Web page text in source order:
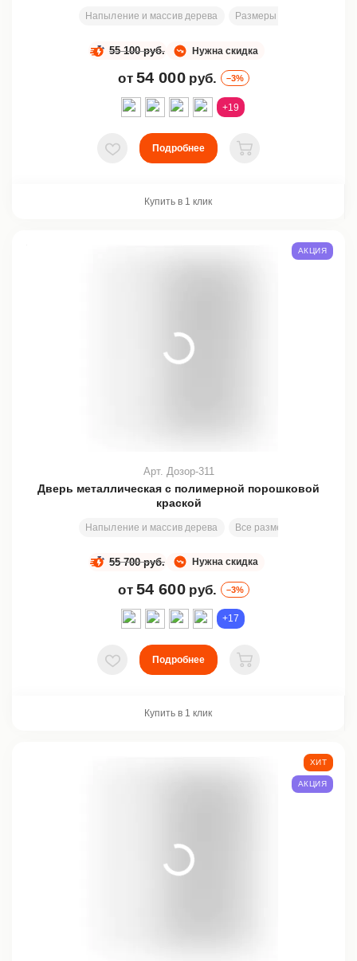
Напыление и массив дерева Размеры под заказ
Нужна скидка
55 100 руб.
от 54 000 руб. –3%
+19
В избранное
Подробнее
В корзину
Купить в 1 клик
Дверь металлическая с полимерной порошковой
краской
Напыление и массив дерева Все размеры
Арт. Дозор-311
Нужна скидка
55 700 руб.
от 54 600 руб. –3%
АКЦИЯ
+17
В избранное
Подробнее
В корзину
Купить в 1 клик
ХИТ
АКЦИЯ